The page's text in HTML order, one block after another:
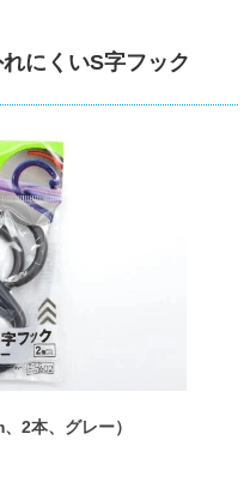
にくいS字フック
2本、グレー）